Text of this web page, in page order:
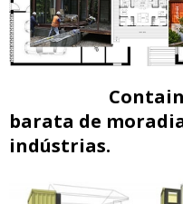
Container
barata de
indústrias.